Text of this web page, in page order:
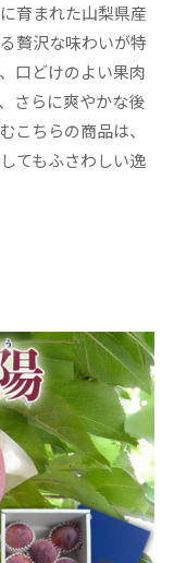
育まれた山梨県産
贅沢な味わいが特
口どけのよい果肉
さらに爽やかな後
こちらの商品は、
てもふさわしい逸